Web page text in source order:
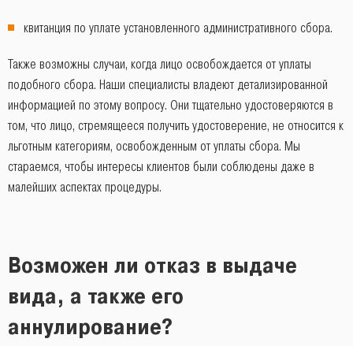
квитанция по уплате установленного административного сбора.
Также возможны случаи, когда лицо освобождается от уплаты
подобного сбора. Наши специалисты владеют детализированной
информацией по этому вопросу. Они тщательно удостоверяются в
том, что лицо, стремящееся получить удостоверение, не относится к
льготным категориям, освобожденным от уплаты сбора. Мы
стараемся, чтобы интересы клиентов были соблюдены даже в
малейших аспектах процедуры.
Возможен ли отказ в выдаче
вида, а также его
аннулирование?